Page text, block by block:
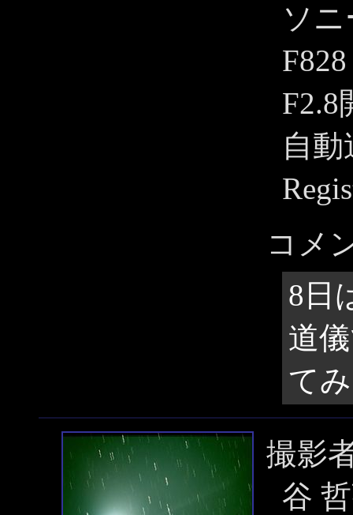
ソニ
F2.8
自
コメ
8日
道
て
撮影
谷